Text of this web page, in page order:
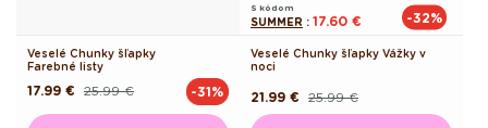
Veselé Chunky šľapky
Farebné listy
Pôvodná25.99 €
Akciová
17.99 € -31%
S kódom
SUMMER : 17.60 € -32%
Veselé Chunky šľapky Vážky v
noci
Pôvodná
cena
25.99 €
Akciová
cena
21.99 €